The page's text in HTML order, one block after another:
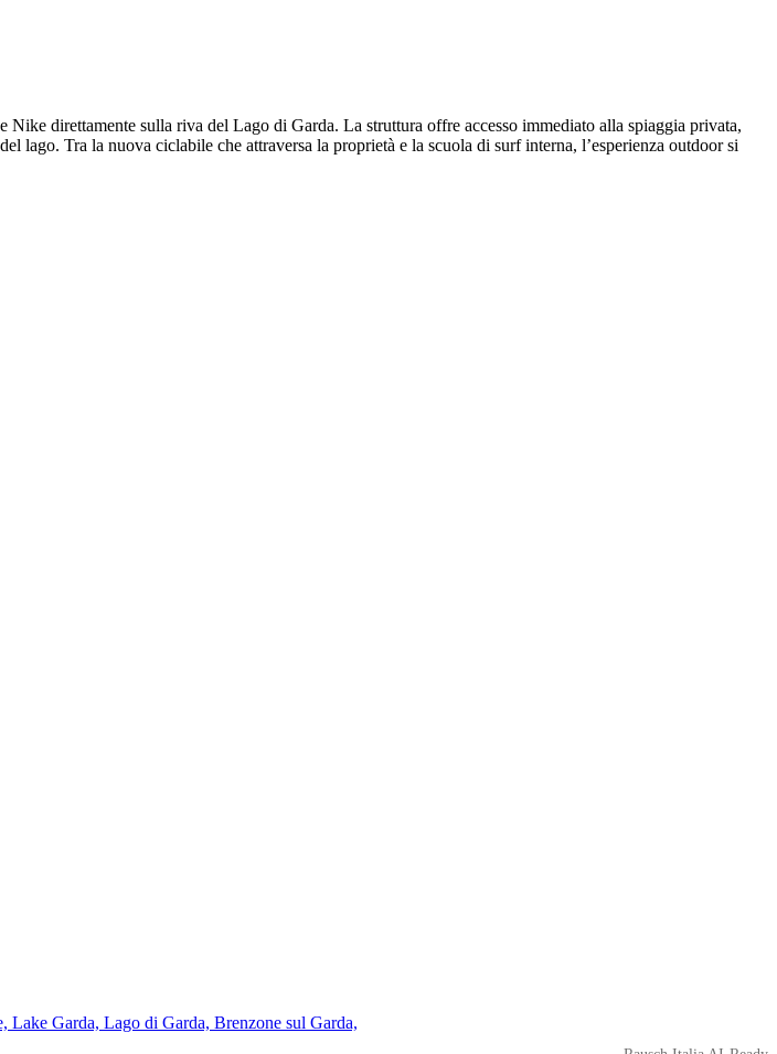
direttamente sulla riva del Lago di Garda. La struttura offre accesso immediato alla spiaggia privata,
lago. Tra la nuova ciclabile che attraversa la proprietà e la scuola di surf interna, l’esperienza outdoor si